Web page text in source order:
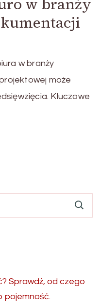
w branży
w branży
może
Kluczowe
Sprawdź, od czego
pojemność.